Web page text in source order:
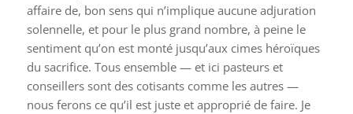
affaire de, bon sens qui n’implique aucune adjuration
solennelle, et pour le plus grand nombre, à peine le
sentiment qu’on est monté jusqu’aux cimes héroïques
du sacrifice. Tous ensemble — et ici pasteurs et
conseillers sont des cotisants comme les autres —
nous ferons ce qu’il est juste et approprié de faire. Je